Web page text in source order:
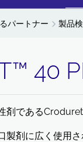
パートナー 製品
40
剤である
製剤に広く使用